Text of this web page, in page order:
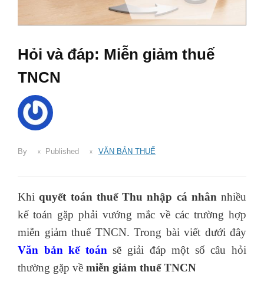
Hỏi và đáp: Miễn giảm thuế
TNCN
By Published VĂN BẢN THUẾ
Khiquyết toán thuế Thu nhập cá nhân nhiều
kế toán gặp phải vướng mắc về các trường hợp
miễn giảm thuế TNCN. Trong bài viết dưới đây
Văn bản kế toán sẽ giải đáp một số câu hỏi
thường gặp về miễn giảm thuế TNCN